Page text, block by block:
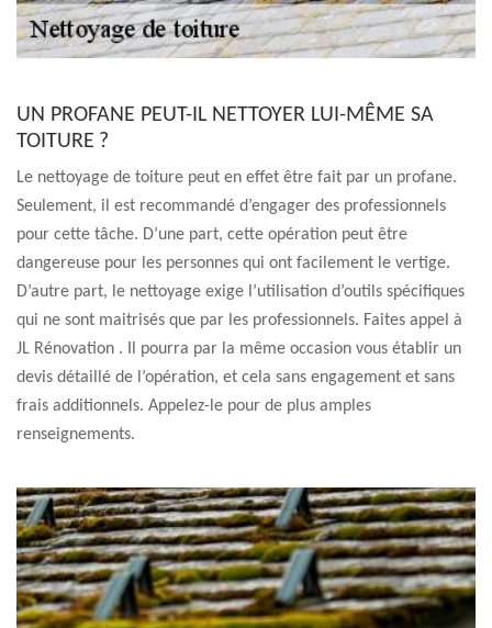
UN PROFANE PEUT-IL NETTOYER LUI-MÊME SA
TOITURE ?
Le nettoyage de toiture peut en effet être fait par un profane.
Seulement, il est recommandé d’engager des professionnels
pour cette tâche. D’une part, cette opération peut être
dangereuse pour les personnes qui ont facilement le vertige.
D’autre part, le nettoyage exige l’utilisation d’outils spécifiques
qui ne sont maitrisés que par les professionnels. Faites appel à
JL Rénovation . Il pourra par la même occasion vous établir un
devis détaillé de l’opération, et cela sans engagement et sans
frais additionnels. Appelez-le pour de plus amples
renseignements.